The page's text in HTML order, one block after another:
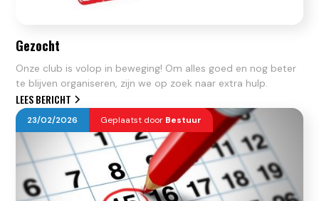
Gezocht
Onze club is volop in beweging! Om alles goed en nog beter
te blijven organiseren, zijn we op zoek naar extra hulp.
LEES BERICHT
23/02/2026 Geplaatst door Bestuur